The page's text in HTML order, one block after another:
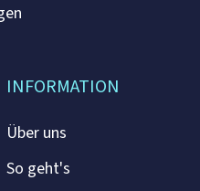
INFORMATION
Über uns
So geht's